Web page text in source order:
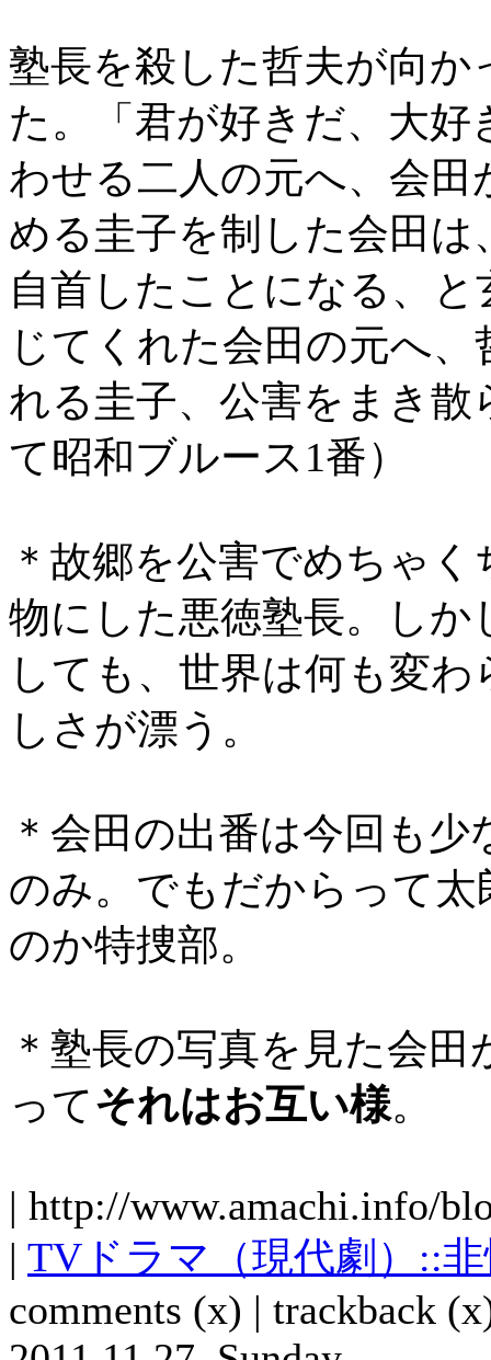
塾長を殺した哲夫が向
た。「君が好きだ、大
わせる二人の元へ、会
める圭子を制した会田
自首したことになる、
じてくれた会田の元へ
れる圭子、公害をまき
て昭和ブルース1番）
＊故郷を公害でめちゃ
物にした悪徳塾長。し
しても、世界は何も変
しさが漂う。
＊会田の出番は今回も
のみ。でもだからって
のか特捜部。
＊塾長の写真を見た会
ってそれはお互い様。
| http://www.amachi.info/
| TVドラマ（現代劇）::
comments (x) | trackback